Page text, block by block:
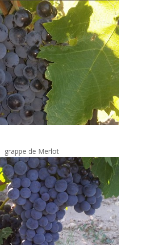
grappe de Merlot